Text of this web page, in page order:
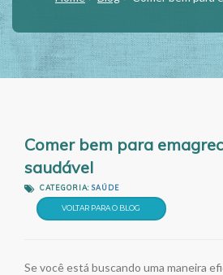
Comer bem para
saudável
CATEGORIA: SAÚDE
VOLTAR PARA O BLOG
Se você está buscando uma maneira